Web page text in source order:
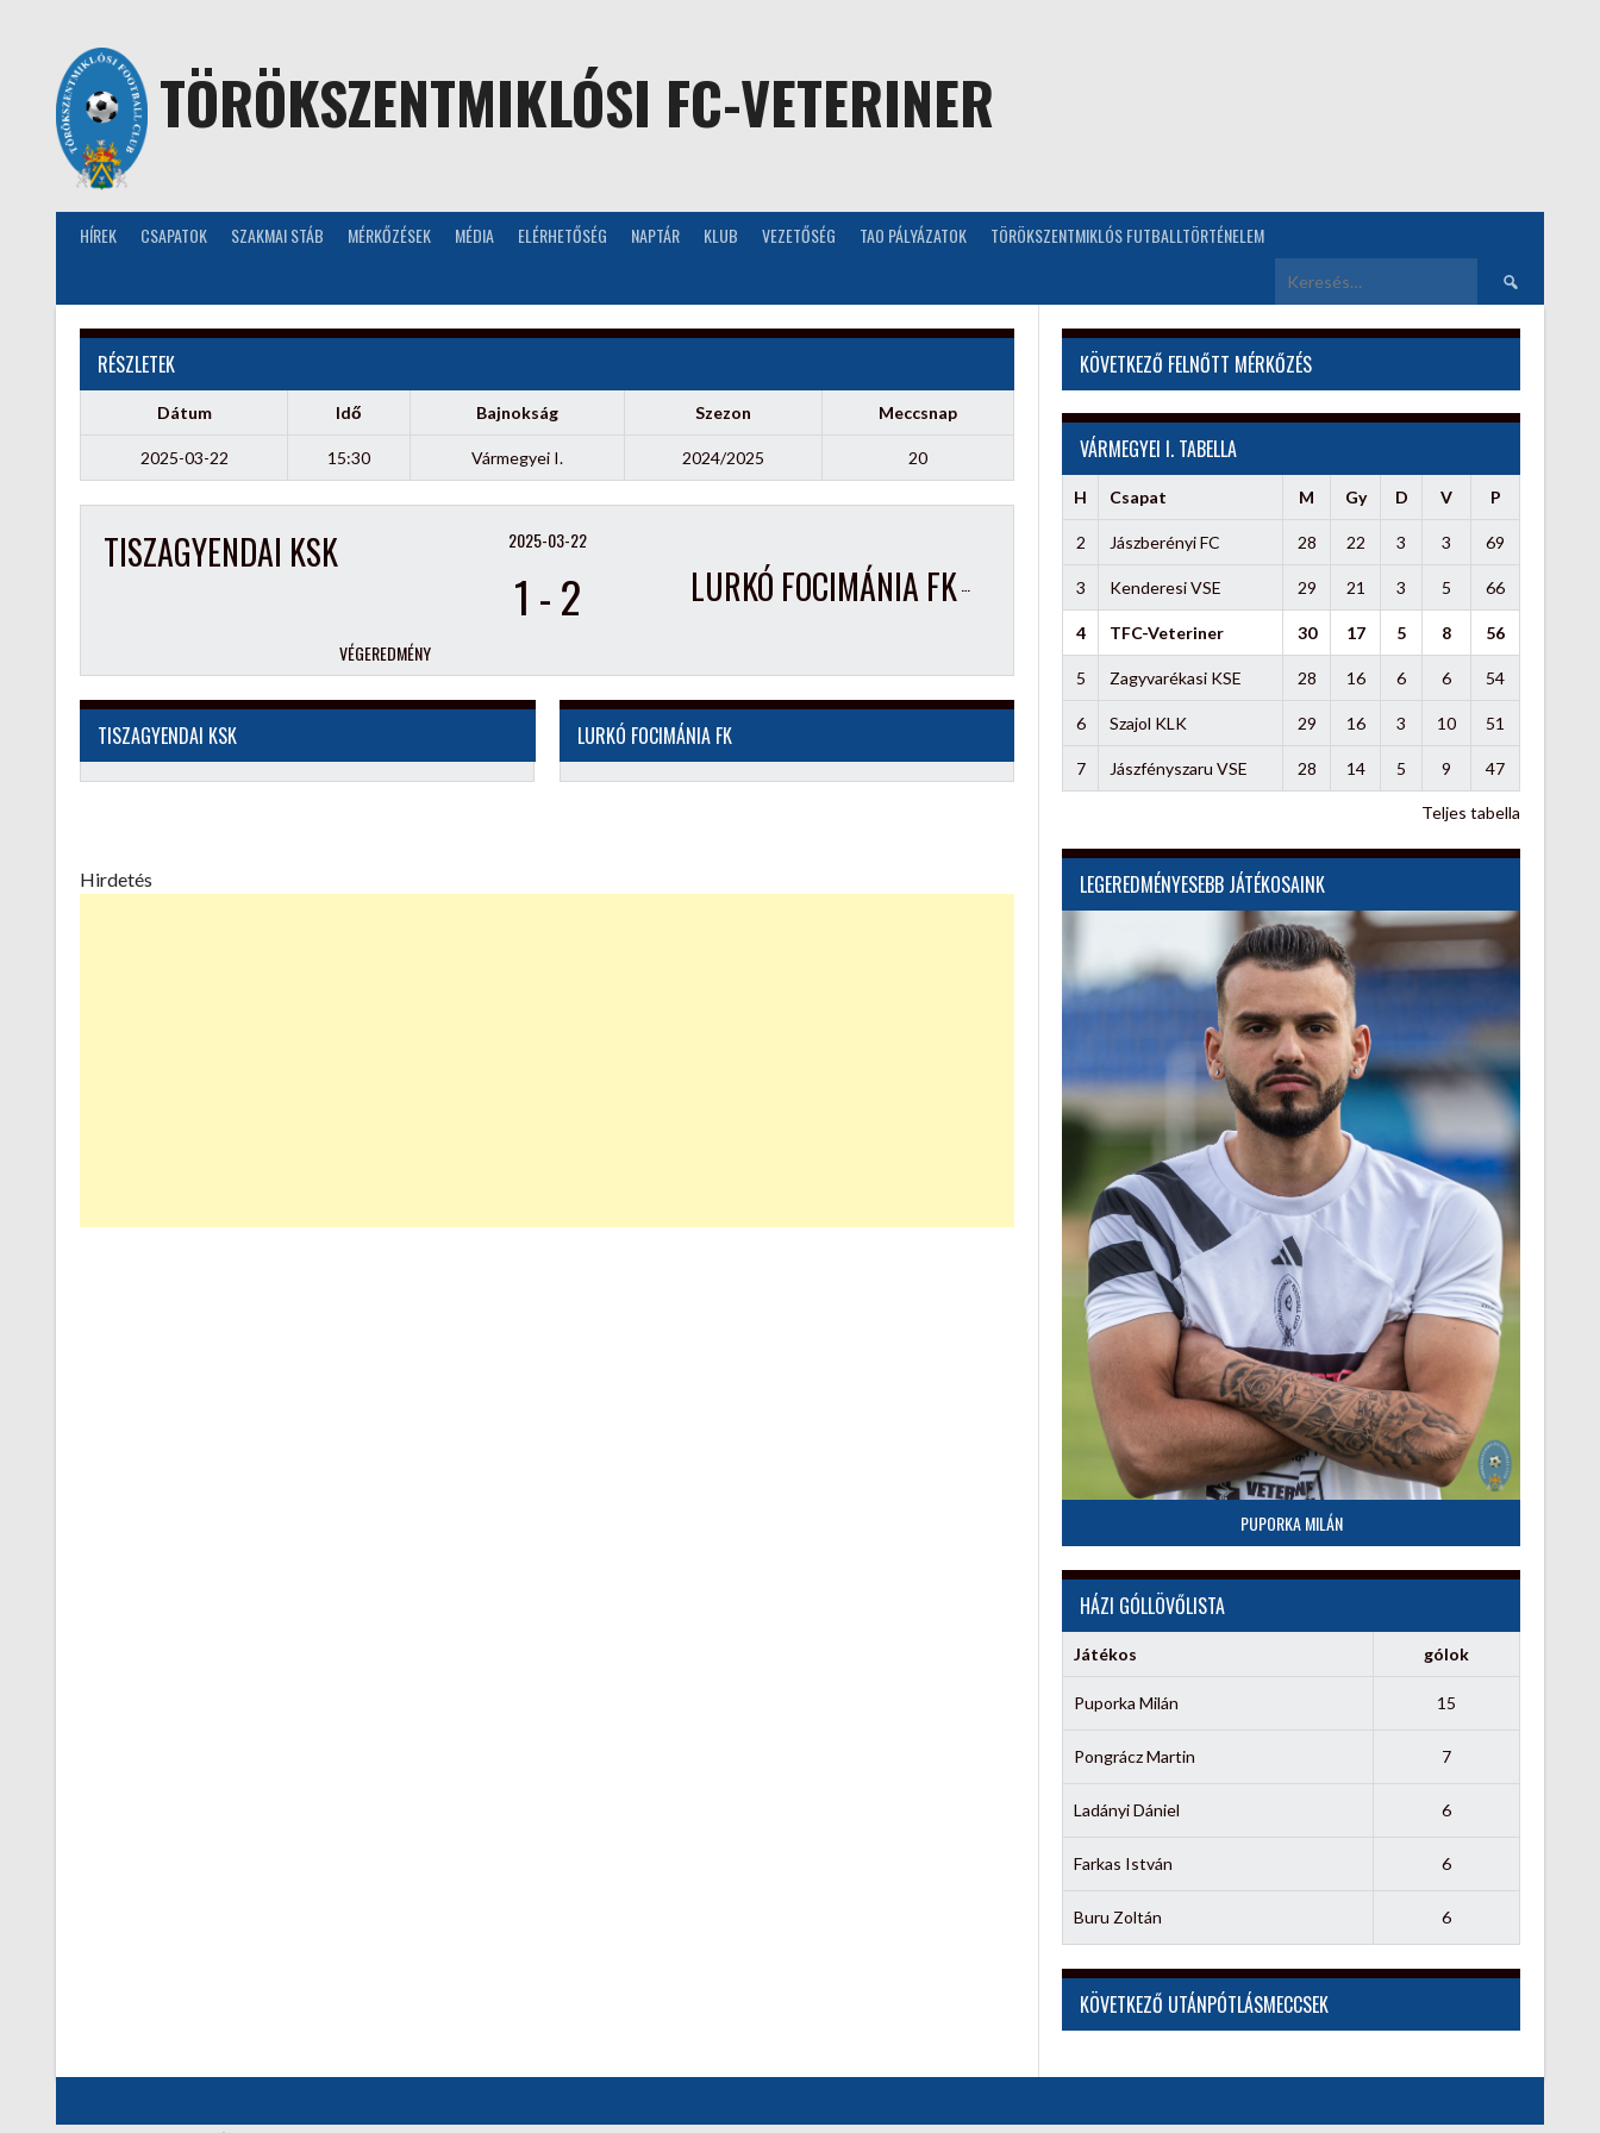
TÖRÖKSZENTMIKLÓSI FC-VETERINER
HÍREK CSAPATOK SZAKMAI STÁB MÉRKŐZÉSEK MÉDIA ELÉRHETŐSÉG NAPTÁR KLUB VEZETŐSÉG TAO PÁLYÁZATOK TÖRÖKSZENTMIKLÓS FUTBALLTÖRTÉNELEM
Keresés:
RÉSZLETEK
Dátum Idő Bajnokság Szezon Meccsnap
2025-03-22 15:30 Vármegyei I. 2024/2025 20
TISZAGYENDAI KSK
LURKÓ FOCIMÁNIA FK
2025-03-22
1 -2
VÉGEREDMÉNY
TISZAGYENDAI KSK LURKÓ FOCIMÁNIA FK
Hirdetés
KÖVETKEZŐ FELNŐTT MÉRKŐZÉS
VÁRMEGYEI I. TABELLA
H Csapat M Gy D V P
2 Jászberényi FC 28 22 3 3 69
3 Kenderesi VSE 29 21 3 5 66
4 TFC-Veteriner 30 17 5 8 56
5 Zagyvarékasi KSE 28 16 6 6 54
6 Szajol KLK 29 16 3 10 51
7 Jászfényszaru VSE 28 14 5 9 47
Teljes tabella
LEGEREDMÉNYESEBB JÁTÉKOSAINK
PUPORKA MILÁN
HÁZI GÓLLÖVŐLISTA
Játékos gólok
Puporka Milán 15
Pongrácz Martin 7
Ladányi Dániel 6
Farkas István 6
Buru Zoltán 6
KÖVETKEZŐ UTÁNPÓTLÁSMECCSEK